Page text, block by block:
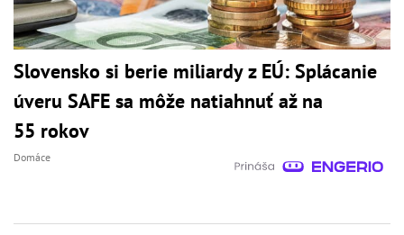
Slovensko si berie miliardy z EÚ: Splácanie
úveru SAFE sa môže natiahnuť až na
55 rokov
Domáce